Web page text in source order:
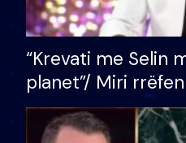
“Krevati me Selin
planet”/ Miri
bukura në
mungojë zilja e